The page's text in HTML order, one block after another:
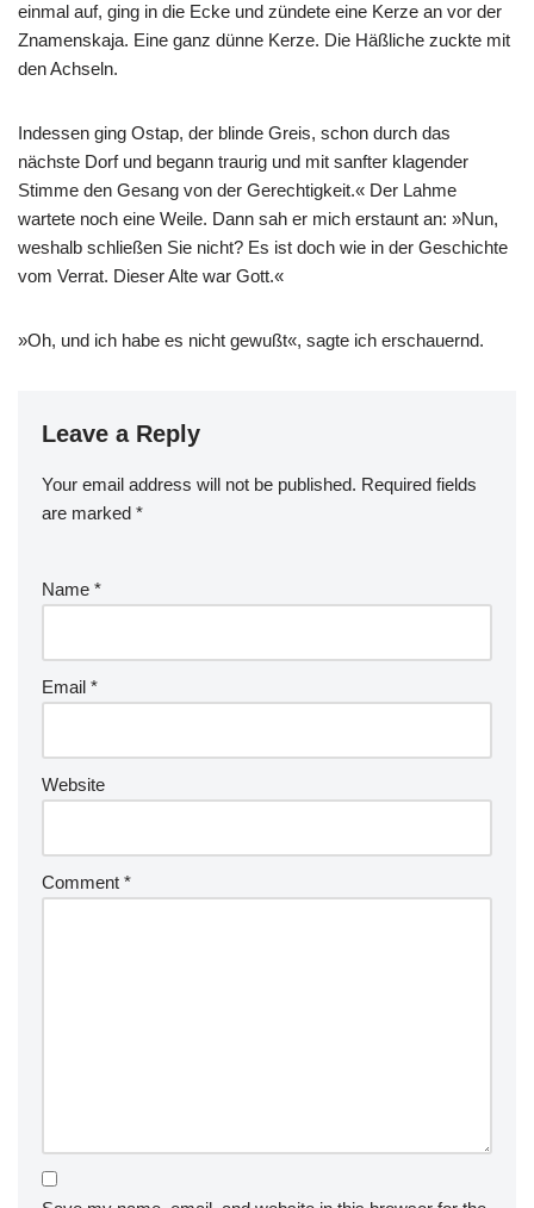
einmal auf, ging in die Ecke und zündete eine Kerze an vor der
Znamenskaja. Eine ganz dünne Kerze. Die Häßliche zuckte mit
den Achseln.
Indessen ging Ostap, der blinde Greis, schon durch das
nächste Dorf und begann traurig und mit sanfter klagender
Stimme den Gesang von der Gerechtigkeit.« Der Lahme
wartete noch eine Weile. Dann sah er mich erstaunt an: »Nun,
weshalb schließen Sie nicht? Es ist doch wie in der Geschichte
vom Verrat. Dieser Alte war Gott.«
»Oh, und ich habe es nicht gewußt«, sagte ich erschauernd.
Leave a Reply
Your email address will not be published. Required fields
are marked *
Name *
Email *
Website
Comment *